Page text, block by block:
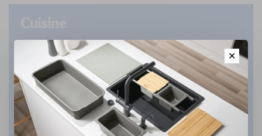
DÉCOUVREZ ✕